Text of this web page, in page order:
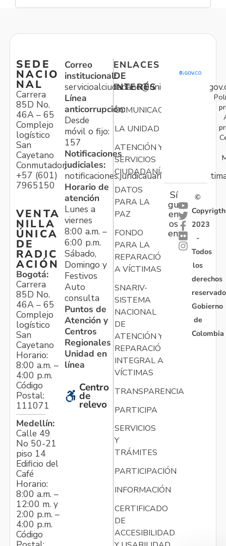
SEDE
NACIO
NAL
Carrera
85D No.
46A – 65
Complejo
logístico
San
Cayetano
Conmutador:
+57 (601)
7965150
VENTA
NILLA
ÚNICA
DE
RADIC
ACIÓN
Bogotá:
Carrera
85D No.
46A – 65
Complejo
logístico
San
Cayetano
Horario:
8:00 a.m. –
4:00 p.m.
Código
Postal:
111071
Medellín:
Calle 49
No 50-21
piso 14
Edificio del
Café
Horario:
8:00 a.m. –
12:00 m. y
2:00 p.m. –
4:00 p.m.
Código
Correo
institucional:
Línea
anticorrupción:
Desde
móvil o fijo:
157
Notificaciones
judiciales:
Horario de
atención
Lunes a
viernes
8:00 a.m. –
6:00 p.m.
Sábado,
Domingo y
Festivos
Auto
consulta
Puntos de
Atención y
Centros
Regionales
Unidad en
línea
Centro
de
relevo
ENLACES
DE
INTERÉS
COMUNICACIONES
LA UNIDAD
ATENCIÓN Y
SERVICIOS
CIUDADANÍA
DATOS
PARA LA
PAZ
FONDO
PARA LA
REPARACIÓN
A VÍCTIMAS
SNARIV-
SISTEMA
NACIONAL
DE
ATENCIÓN Y
REPARACIÓN
INTEGRAL A
VÍCTIMAS
TRANSPARENCIA
PARTICIPA
SERVICIOS
Y
TRÁMITES
PARTICIPACIÓN
INFORMACIÓN
CERTIFICADO
DE
ACCESIBILIDAD
Sí
gu
en
os
en:
©
Copyrigth
2023
-
Todos
los
derechos
Gobierno
de
Colombia